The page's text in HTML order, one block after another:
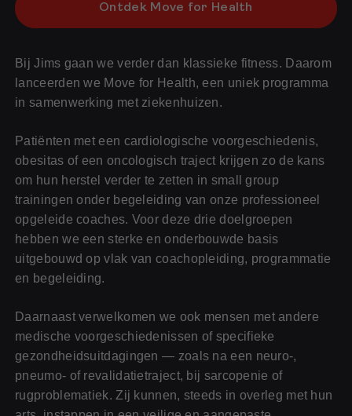
Ontdek Move for Health
Bij Jims gaan we verder dan klassieke fitness. Daarom
lanceerden we Move for Health, een uniek programma
in samenwerking met ziekenhuizen.
Patiënten met een cardiologische voorgeschiedenis,
obesitas of een oncologisch traject krijgen zo de kans
om hun herstel verder te zetten in small group
trainingen onder begeleiding van onze professioneel
opgeleide coaches. Voor deze drie doelgroepen
hebben we een sterke en onderbouwde basis
uitgebouwd op vlak van coachopleiding, programmatie
en begeleiding.
Daarnaast verwelkomen we ook mensen met andere
medische voorgeschiedenissen of specifieke
gezondheidsuitdagingen — zoals na een neuro-,
pneumo- of revalidatietraject, bij sarcopenie of
rugproblematiek. Zij kunnen, steeds in overleg met hun